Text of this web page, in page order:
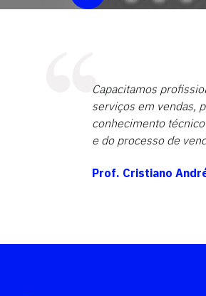
Capacitamos
serviços em vendas,
conhecimento
e do processo de
Prof. Cristiano